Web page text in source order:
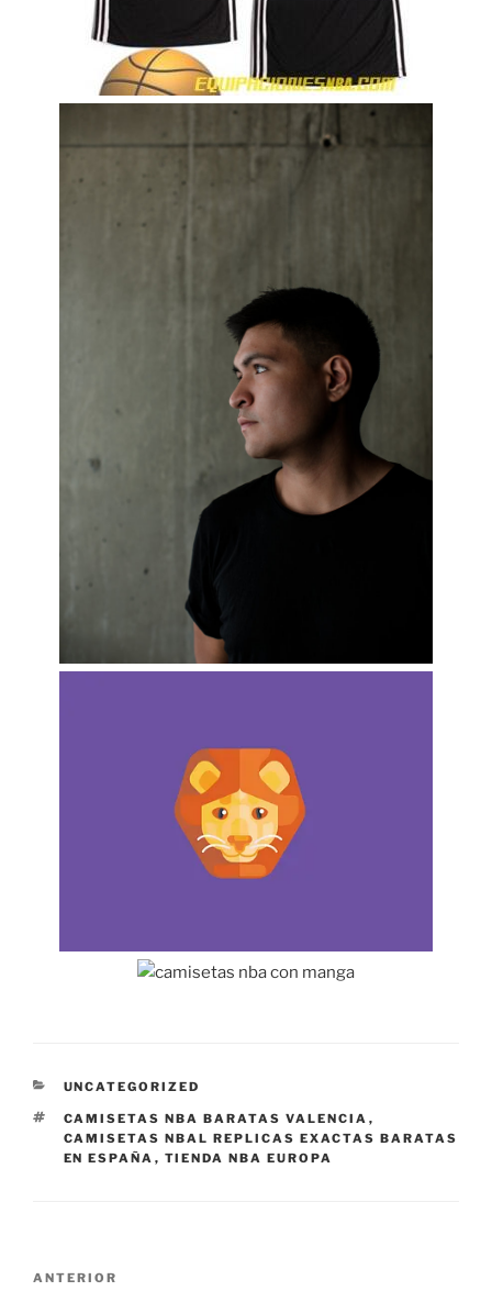
CATEGORÍAS
UNCATEGORIZED
ETIQUETAS
CAMISETAS NBA BARATAS VALENCIA ,
CAMISETAS NBAL REPLICAS EXACTAS BARATAS
EN ESPAÑA , TIENDA NBA EUROPA
Navegación
Entrada
ANTERIOR